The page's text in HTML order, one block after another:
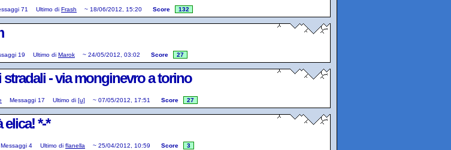
71 Ultimo di Frash ~ 18/06/2012, 15:20 Score 132
19 Ultimo di Marok ~ 24/05/2012, 03:02 Score 27
- via monginevro a torino
Messaggi 17 Ultimo di [u] ~ 07/05/2012, 17:51 Score 27
*-*
Messaggi 4 Ultimo di flanella ~ 25/04/2012, 10:59 Score 3